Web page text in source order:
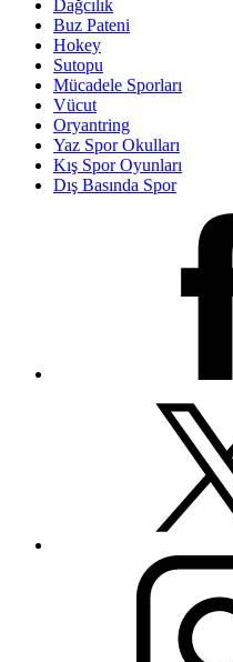
Dağcılık
Buz Pateni
Hokey
Sutopu
Mücadele Sporları
Vücut
Oryantring
Yaz Spor Okulları
Kış Spor Oyunları
Dış Basında Spor